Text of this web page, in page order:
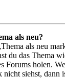
als neu?
als neu
du das Thema
Forums holen.
nicht siehst, dann